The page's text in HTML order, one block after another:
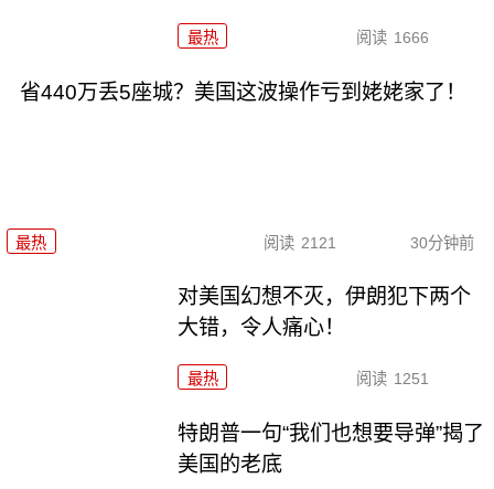
最热 阅读 1666
省440万丢5座城？美国这波操作亏到姥姥家了！
最热 阅读 2121 30分钟前
对美国幻想不灭，伊朗犯下两个
大错，令人痛心！
最热 阅读 1251
特朗普一句“我们也想要导弹”揭了
美国的老底